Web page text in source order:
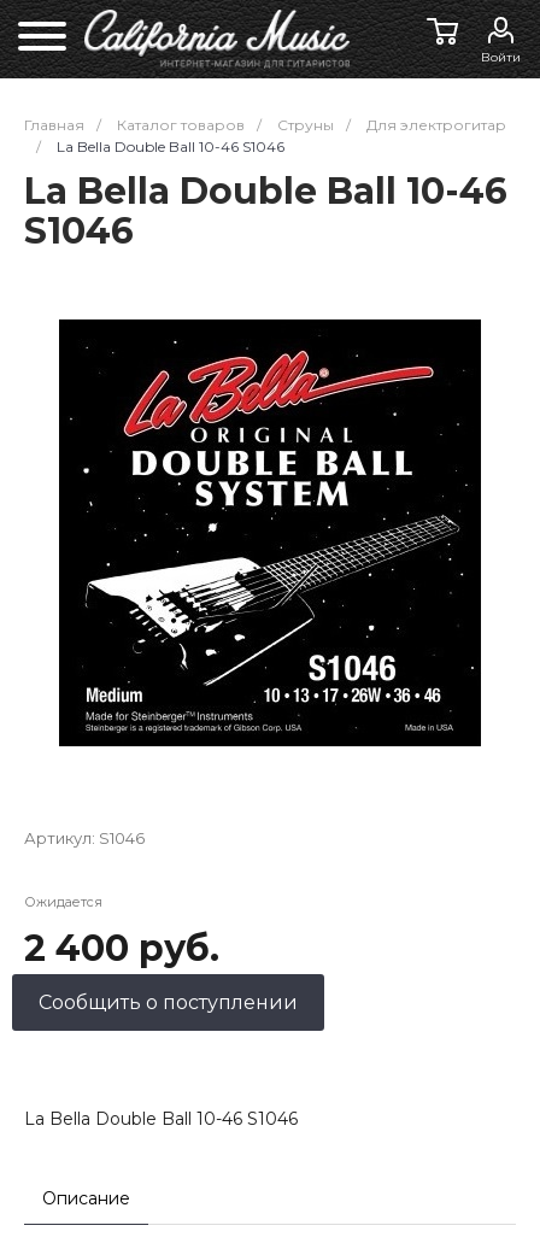
Войти
Главная / Каталог товаров / Струны /
Для электрогитар
/
La Bella Double Ball 10-46 S1046
La Bella Double Ball 10-46
S1046
Артикул: S1046
Ожидается
2 400 руб.
Сообщить о поступлении
La Bella Double Ball 10-46 S1046
Описание